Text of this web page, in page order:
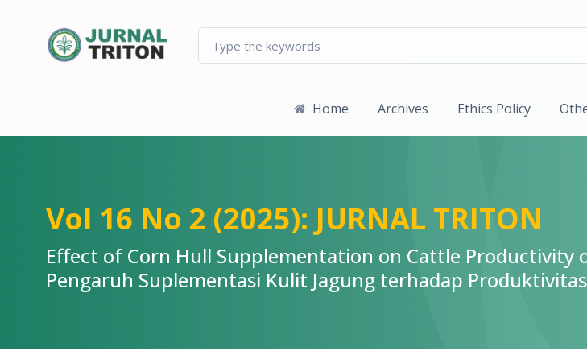
Quick jump to page content
Home Archives Ethics Policy
Vol 16 No 2 (2025): JURNAL TRITON
Effect of Corn Hull Supplementation on Cattle Productivity
Pengaruh Suplementasi Kulit Jagung terhadap